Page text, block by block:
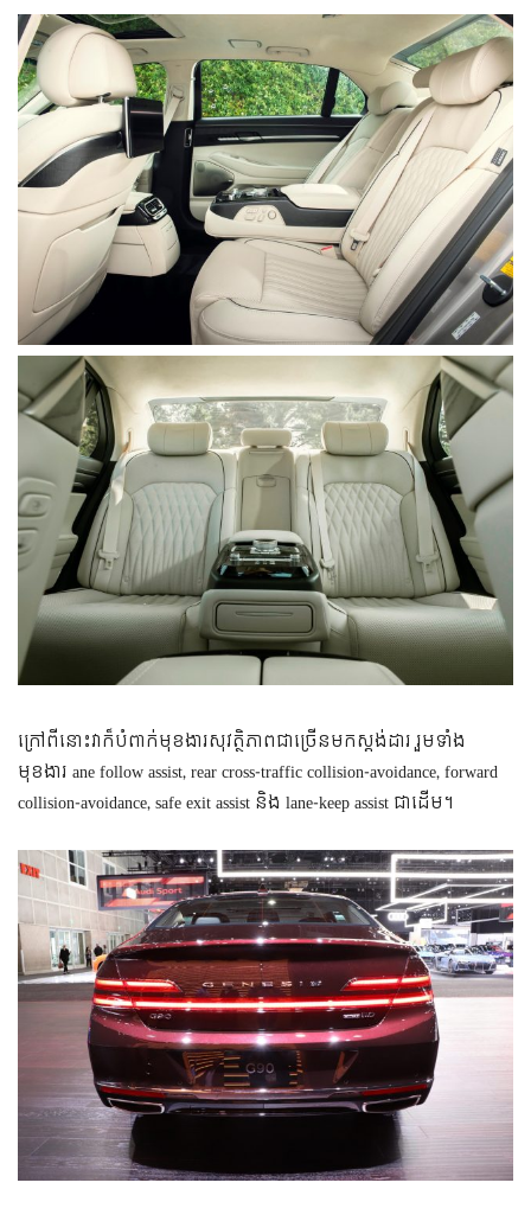
ក្រៅពីនោះវាក៏បំពាក់មុខងារសុវត្ថិភាពជាច្រើនមកស្តង់ដារ រួមទាំង
មុខងារ ane follow assist, rear cross-traffic collision-avoidance, forward
collision-avoidance, safe exit assist និង lane-keep assist ជាដើម។